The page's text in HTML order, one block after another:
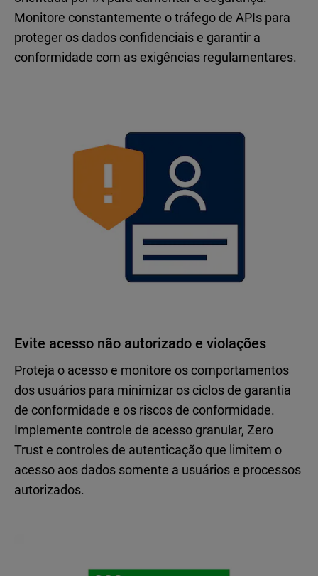
Monitore constantemente o tráfego de APIs para
proteger os dados confidenciais e garantir a
conformidade com as exigências regulamentares.
Evite acesso não autorizado e violações
Proteja o acesso e monitore os comportamentos
dos usuários para minimizar os ciclos de garantia
de conformidade e os riscos de conformidade.
Implemente controle de acesso granular, Zero
Trust e controles de autenticação que limitem o
acesso aos dados somente a usuários e processos
autorizados.